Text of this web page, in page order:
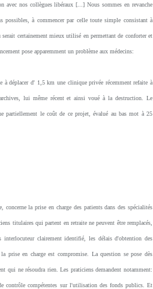
avec nos collègues libéraux [...] Nous sommes en revanche
possibles, à commencer par celle toute simple consistant à
certainement mieux utilisé en permettant de conforter et
pose apparemment un problème aux médecins:
à déplacer d' 1,5 km une clinique privée récemment refaite à
lui même récent et ainsi voué à la destruction. Le
partiellement le coût de ce projet, évalué au bas mot à 25
la prise en charge des patients dans des spécialités
titulaires qui partent en retraite ne peuvent être remplacés,
interlocuteur clairement identifié, les délais d'obtention des
prise en charge est compromise. La question se pose dès
qui ne résoudra rien. Les praticiens demandent notamment:
contrôle compétentes sur l'utilisation des fonds publics. Et